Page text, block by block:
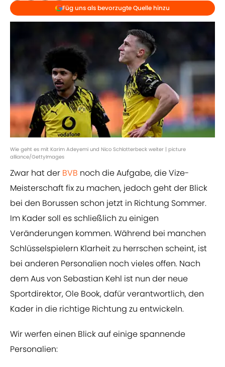
Füg uns als bevorzugte Quelle hinzu
Wie geht es mit Karim Adeyemi und Nico Schlotterbeck weiter | picture
alliance/GettyImages
Zwar hat der BVB noch die Aufgabe, die Vize-
Meisterschaft fix zu machen, jedoch geht der Blick
bei den Borussen schon jetzt in Richtung Sommer.
Im Kader soll es schließlich zu einigen
Veränderungen kommen. Während bei manchen
Schlüsselspielern Klarheit zu herrschen scheint, ist
bei anderen Personalien noch vieles offen. Nach
dem Aus von Sebastian Kehl ist nun der neue
Sportdirektor, Ole Book, dafür verantwortlich, den
Kader in die richtige Richtung zu entwickeln.
Wir werfen einen Blick auf einige spannende
Personalien: